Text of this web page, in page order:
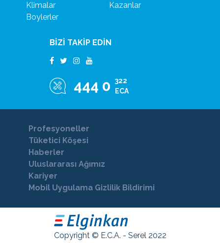
Klimalar
Boylerler
Kazanlar
BİZİ TAKİP EDİN
444 0
322
ECA
Profesyoneller
Tüketici Köşesi
Haberler
Uluslararası Ağımız
Kariyer
Mobil Uygulama Gizlilik Bildirimi
Copyright © E.C.A. - Serel 2022